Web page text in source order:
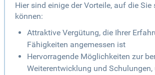
Hier sind einige der Vorteile, auf die Sie
können:
Attraktive Vergütung, die Ihrer
Fähigkeiten angemessen ist
Hervorragende Möglichkeiten zur
Weiterentwicklung und Schulungen,